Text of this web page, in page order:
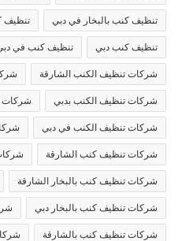
تنظيف كنب بالبخار في دبي تنظيف
تنظيف كنب دبي تنظيف كنب في
شركات تنظيف الكنب الشارقة
شركات تنظيف الكنب بدبي شركات
شركات تنظيف الكنب في دبي
شركات تنظيف كنب الشارقة
شركات تنظيف كنب بالبخار الشارقة
شركات تنظيف كنب بالبخار دبي
شركات تنظيف كنب بالشارقة